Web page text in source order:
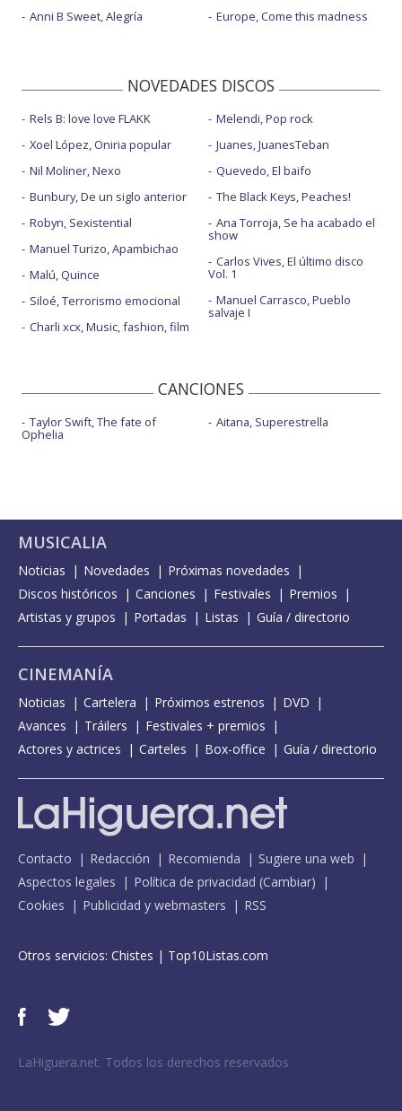
Anni B Sweet, Alegría
Europe, Come this madness
NOVEDADES DISCOS
Rels B: love love FLAKK
Xoel López, Oniria popular
Nil Moliner, Nexo
Bunbury, De un siglo anterior
Robyn, Sexistential
Manuel Turizo, Apambichao
Malú, Quince
Siloé, Terrorismo emocional
Charli xcx, Music, fashion, film
Melendi, Pop rock
Juanes, JuanesTeban
Quevedo, El baifo
The Black Keys, Peaches!
Ana Torroja, Se ha acabado el
show
Carlos Vives, El último disco
Vol. 1
Manuel Carrasco, Pueblo
salvaje I
CANCIONES
Taylor Swift, The fate of
Ophelia
Aitana, Superestrella
MUSICALIA
Noticias Novedades
Próximas novedades
Discos históricos
Canciones Festivales
Premios
Artistas y grupos
Portadas Listas Guía / directorio
CINEMANÍA
Noticias Cartelera Próximos estrenos
DVD
Avances
Tráilers
Festivales + premios
Actores y actrices
Carteles Box-office Guía / directorio
Contacto Redacción Recomienda
Sugiere una web
Aspectos legales
Política de privacidad (Cambiar)
Cookies
Publicidad y webmasters RSS
Otros servicios: Chistes | Top10Listas.com
LaHiguera.net. Todos los derechos reservados